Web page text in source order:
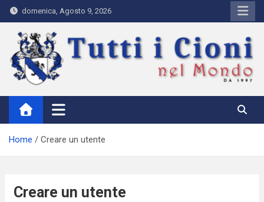
Skip
to
content
domenica, Agosto 9, 2026
Tutti i Cioni nel Mondo
Where Cioni`s come from
Home Creare un utente
Creare un utente